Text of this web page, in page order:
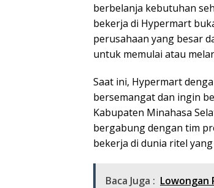
berbelanja kebutuhan
bekerja di Hypermart
perusahaan yang besar
untuk memulai atau
Saat ini, Hypermart
bersemangat dan ingin
Kabupaten Minahasa
bergabung dengan tim
bekerja di dunia ritel
Baca Juga : Lowongan